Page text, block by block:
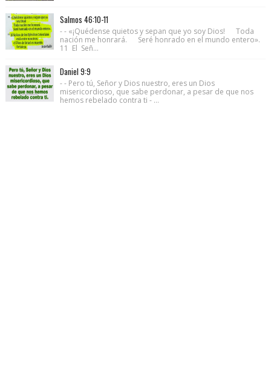
Salmos 46:10-11
- - «¡Quédense quietos y sepan que yo soy Dios! Toda
nación me honrará. Seré honrado en el mundo entero».
11 El Señ...
Daniel 9:9
- - Pero tú, Señor y Dios nuestro, eres un Dios
misericordioso, que sabe perdonar, a pesar de que nos
hemos rebelado contra ti - ...